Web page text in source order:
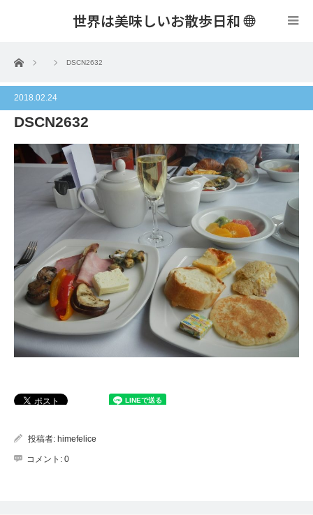
世界は美味しいお散歩日和
ホーム DSCN2632
2018.02.24
DSCN2632
投稿者: himefelice
コメント: 0